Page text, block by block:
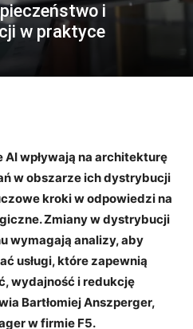
i
w praktyce
wpływają na architekturę
w obszarze ich dystrybucji
kroki w odpowiedzi na
Zmiany w dystrybucji
wymagają analizy, aby
usługi, które zapewnią
wydajność i redukcję
Bartłomiej Anszperger,
w firmie F5.